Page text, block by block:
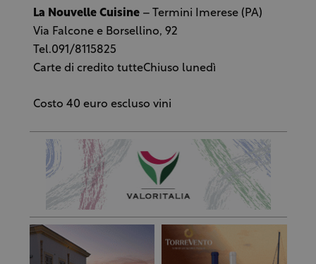
La Nouvelle Cuisine– Termini Imerese (PA)
Via Falcone e Borsellino, 92
Tel.091/8115825
Carte di credito tutteChiuso lunedì
Costo 40 euro escluso vini